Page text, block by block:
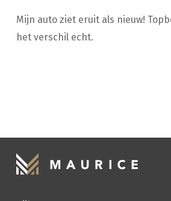
Mijn auto ziet eruit als nieuw!
het verschil echt.